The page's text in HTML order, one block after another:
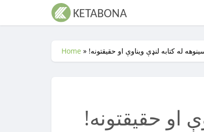
Home » له کتابه لنډې ویناوې او حقیقتونه
او حقیقتونه